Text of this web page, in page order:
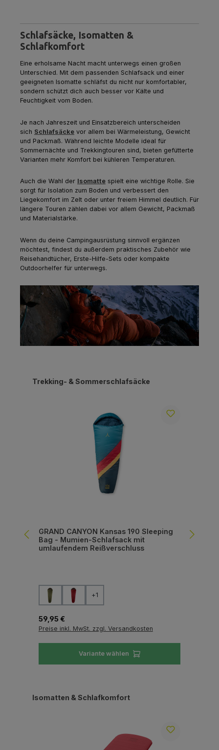
Schlafsäcke, Isomatten &
Schlafkomfort
Eine erholsame Nacht macht unterwegs einen großen
Unterschied. Mit dem passenden Schlafsack und einer
geeigneten Isomatte schläfst du nicht nur komfortabler,
sondern schützt dich auch besser vor Kälte und
Feuchtigkeit vom Boden.
Je nach Jahreszeit und Einsatzbereich unterscheiden
sich Schlafsäcke vor allem bei Wärmeleistung, Gewicht
und Packmaß. Während leichte Modelle ideal für
Sommernächte und Trekkingtouren sind, bieten gefütterte
Varianten mehr Komfort bei kühleren Temperaturen.
Auch die Wahl der Isomatte spielt eine wichtige Rolle. Sie
sorgt für Isolation zum Boden und verbessert den
Liegekomfort im Zelt oder unter freiem Himmel deutlich. Für
längere Touren zählen dabei vor allem Gewicht, Packmaß
und Materialstärke.
Wenn du deine Campingausrüstung sinnvoll ergänzen
möchtest, findest du außerdem praktisches Zubehör wie
Reisehandtücher, Erste-Hilfe-Sets oder kompakte
Outdoorhelfer für unterwegs.
Produktgalerie überspringen
Trekking- & Sommerschlafsäcke
GRAND CANYON Kansas 190 Sleeping
Bag - Mumien-Schlafsack mit
umlaufendem Reißverschluss
Farbe auswählen
+1
Regulärer Preis:
59,95 €
Preise inkl. MwSt. zzgl. Versandkosten
Variante wählen
Produktgalerie überspringen
Isomatten & Schlafkomfort